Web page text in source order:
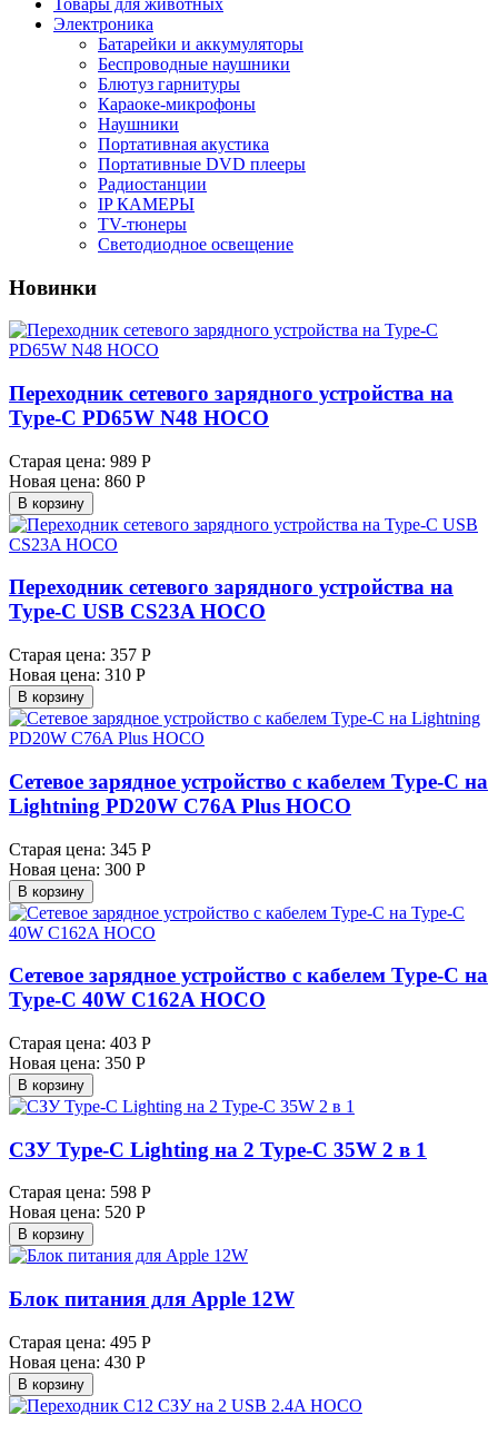
Электроника
Батарейки и аккумуляторы
Беспроводные наушники
Блютуз гарнитуры
Караоке-микрофоны
Наушники
Портативная акустика
Портативные DVD плееры
Радиостанции
IP КАМЕРЫ
TV-тюнеры
Светодиодное освещение
Новинки
Переходник сетевого зарядного устройства на
Type-С PD65W N48 HOCO
Старая цена: 989 Р
Новая цена: 860 Р
В корзину
Переходник сетевого зарядного устройства на
Type-C USB CS23A HOCO
Старая цена: 357 Р
Новая цена: 310 Р
В корзину
Сетевое зарядное устройство с кабелем Type-C на
Lightning PD20W C76A Plus HOCO
Старая цена: 345 Р
Новая цена: 300 Р
В корзину
Сетевое зарядное устройство с кабелем Type-C на
Type-C 40W C162A HOCO
Старая цена: 403 Р
Новая цена: 350 Р
В корзину
СЗУ Type-C Lighting на 2 Type-C 35W 2 в 1
Старая цена: 598 Р
Новая цена: 520 Р
В корзину
Блок питания для Apple 12W
Старая цена: 495 Р
Новая цена: 430 Р
В корзину